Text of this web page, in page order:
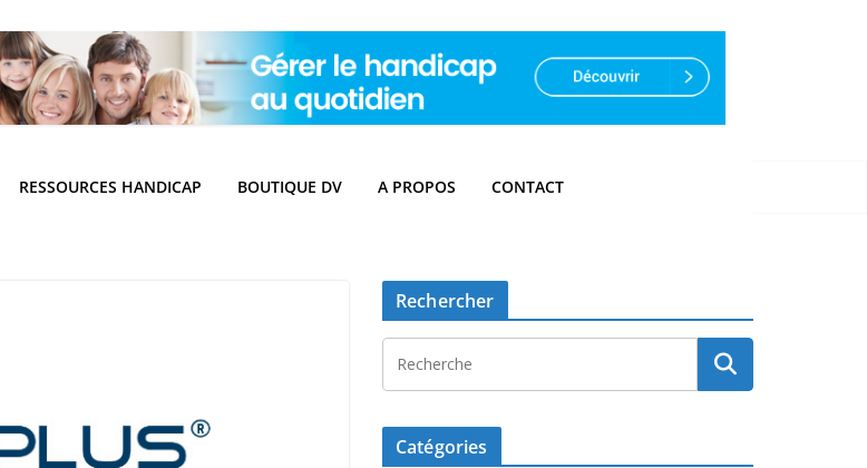
RESSOURCES HANDICAP BOUTIQUE DV A PROPOS CONTACT
Rechercher
Catégories